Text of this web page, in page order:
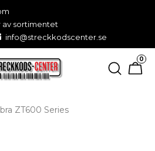
av sortimentet
info@streckkodscenter.se
0
ZT600 Series